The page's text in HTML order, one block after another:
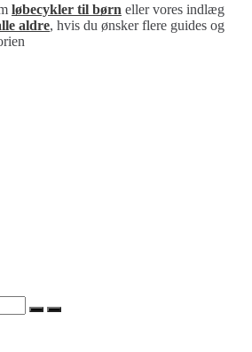
løbecykler til børn eller vores indlæg
aldre, hvis du ønsker flere guides og
Search